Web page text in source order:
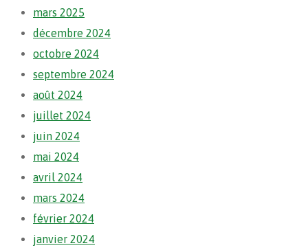
mars 2025
décembre 2024
octobre 2024
septembre 2024
août 2024
juillet 2024
juin 2024
mai 2024
avril 2024
mars 2024
février 2024
janvier 2024